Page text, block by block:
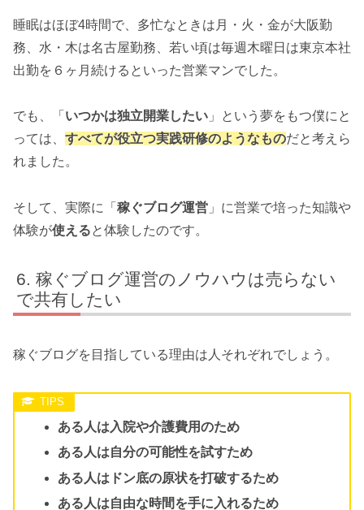
睡眠はほぼ4時間で、多忙なときは月・火・金が大阪勤
務、水・木は名古屋勤務、若い頃は毎週木曜日は東京本社
出勤を６ヶ月続けるといった営業マンでした。
でも、「 いつかは独立開業したい 」という夢をもつ僕にと
っては、 すべてが役立つ実践研修のようなものだと考えら
れました。
そして、実際に「 稼ぐブログ運営 」に営業で培った知識や
体験が使えると体験したのです。
稼ぐブログ運営のノウハウは売らない
で共有したい
稼ぐブログを目指している理由は人それぞれでしょう。
ある人は入院や介護費用のため
ある人は自分の可能性を試すため
ある人はドン底の原状を打破するため
ある人は自由な時間を手に入れるため